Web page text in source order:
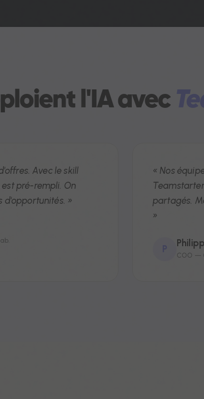
l'IA avec
Avec le skill
pré-rempli. On
d'opportunités. »
« Nos
partagés.
»
COO —